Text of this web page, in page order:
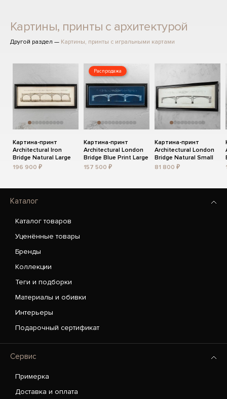
Картины, принты с архитектурой
Другой раздел — Картины, принты с игральными картами
Картина-принт
Architectural Iron
Bridge Natural Large
196 900 ₽
Распродажа
Картина-принт
Architectural London
Bridge Blue Print Large
157 500 ₽
Картина-принт
Architectural London
Bridge Natural Small
81 800 ₽
Каталог
Каталог товаров
Уценённые товары
Бренды
Коллекции
Теги и подборки
Материалы и обивки
Интерьеры
Подарочный сертификат
Сервис
Примерка
Доставка и оплата